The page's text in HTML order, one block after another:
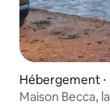
Hébergement ⋅
Maison